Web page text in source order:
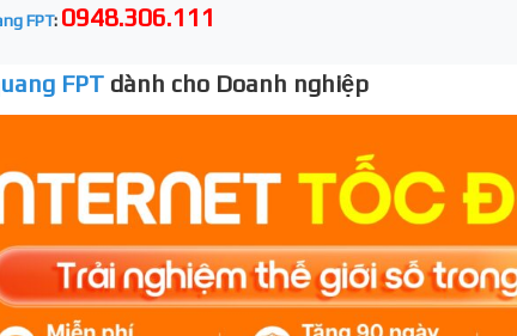
FPT: 0948.306.111
FPT dành cho Doanh nghiệp